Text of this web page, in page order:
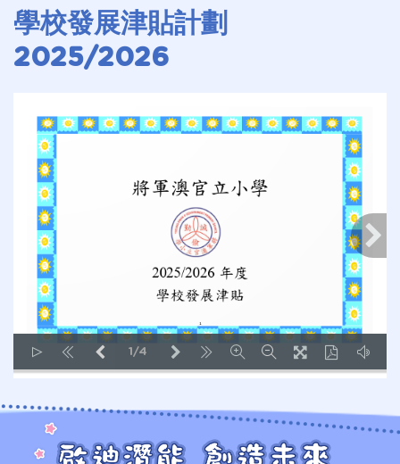
連
結
學校發展津貼計劃
2025/2026
LOADING PAGES 100% ...
1/4